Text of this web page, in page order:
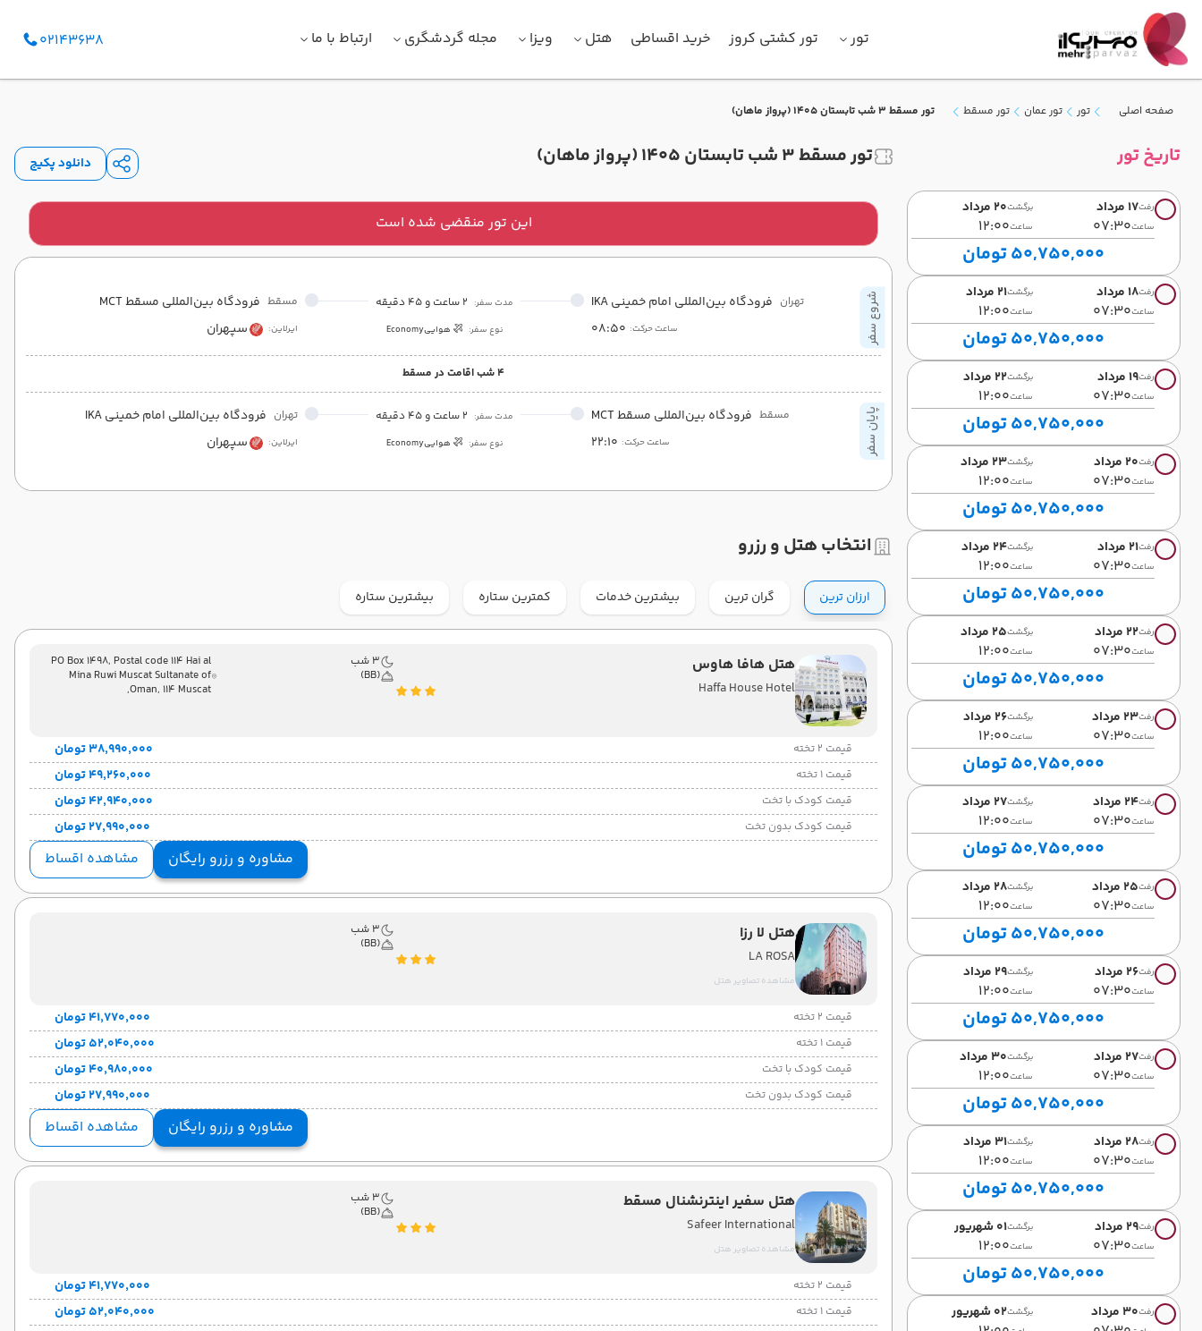
تور تور کشتی کروز خرید اقساطی هتل ویزا مجله گردشگری ارتباط با ما 02143638
صفحه اصلی تور تور عمان تور مسقط تور مسقط 3 شب تابستان 1405 (پرواز ماهان)
تاریخ تور تور مسقط 3 شب تابستان 1405 (پرواز ماهان) دانلود پکیج
رفت17 مرداد
ساعت07:30
برگشت20 مرداد
ساعت12:00
50,750,000 تومان
رفت18 مرداد
ساعت07:30
برگشت21 مرداد
ساعت12:00
50,750,000 تومان
رفت19 مرداد
ساعت07:30
برگشت22 مرداد
ساعت12:00
50,750,000 تومان
رفت20 مرداد
ساعت07:30
برگشت23 مرداد
ساعت12:00
50,750,000 تومان
رفت21 مرداد
ساعت07:30
برگشت24 مرداد
ساعت12:00
50,750,000 تومان
رفت22 مرداد
ساعت07:30
برگشت25 مرداد
ساعت12:00
50,750,000 تومان
رفت23 مرداد
ساعت07:30
برگشت26 مرداد
ساعت12:00
50,750,000 تومان
رفت24 مرداد
ساعت07:30
برگشت27 مرداد
ساعت12:00
50,750,000 تومان
رفت25 مرداد
ساعت07:30
برگشت28 مرداد
ساعت12:00
50,750,000 تومان
رفت26 مرداد
ساعت07:30
برگشت29 مرداد
ساعت12:00
50,750,000 تومان
رفت27 مرداد
ساعت07:30
برگشت30 مرداد
ساعت12:00
50,750,000 تومان
رفت28 مرداد
ساعت07:30
برگشت31 مرداد
ساعت12:00
50,750,000 تومان
رفت29 مرداد
ساعت07:30
برگشت01 شهریور
ساعت12:00
50,750,000 تومان
رفت30 مرداد برگشت02 شهریور
این تور منقضی شده است
شروع سفر تهران فرودگاه بین‌المللی امام خمینی IKA
ساعت حرکت: 08:50
مدت سفر: 2 ساعت و 45 دقیقه
نوع سفر: هواییEconomy
مسقط فرودگاه بین‌المللی مسقط MCT
ایرلاین: سپهران
4 شب اقامت در مسقط
پایان سفر مسقط فرودگاه بین‌المللی مسقط MCT
ساعت حرکت: 22:10
مدت سفر: 2 ساعت و 45 دقیقه
نوع سفر: هواییEconomy
تهران فرودگاه بین‌المللی امام خمینی IKA
ایرلاین: سپهران
انتخاب هتل و رزرو
ارزان ترین گران ترین بیشترین خدمات کمترین ستاره بیشترین ستاره
هتل هافا هاوس
Haffa House Hotel
3 شب
(BB)
PO Box 1498, Postal code 114 Hai al
Mina Ruwi Muscat Sultanate of
Oman, 114 Muscat,
قیمت 2 تخته ۳۸٬۹۹۰٬۰۰۰ تومان
قیمت 1 تخته ۴۹٬۲۶۰٬۰۰۰ تومان
قیمت کودک با تخت ۴۲٬۹۴۰٬۰۰۰ تومان
قیمت کودک بدون تخت ۲۷٬۹۹۰٬۰۰۰ تومان
مشاوره و رزرو رایگان مشاهده اقساط
هتل لا رزا
LA ROSA
مشاهده تصاویر هتل
3 شب
(BB)
قیمت 2 تخته ۴۱٬۷۷۰٬۰۰۰ تومان
قیمت 1 تخته ۵۲٬۰۴۰٬۰۰۰ تومان
قیمت کودک با تخت ۴۰٬۹۸۰٬۰۰۰ تومان
قیمت کودک بدون تخت ۲۷٬۹۹۰٬۰۰۰ تومان
مشاوره و رزرو رایگان مشاهده اقساط
هتل سفیر اینترنشنال مسقط
Safeer International
مشاهده تصاویر هتل
3 شب
(BB)
قیمت 2 تخته ۴۱٬۷۷۰٬۰۰۰ تومان
قیمت 1 تخته ۵۲٬۰۴۰٬۰۰۰ تومان